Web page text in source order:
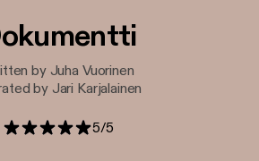
by Juha Vuorinen
by Jari Karjalainen
5/5